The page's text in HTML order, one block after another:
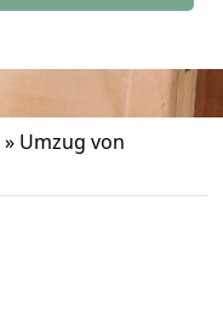
» Umzug von